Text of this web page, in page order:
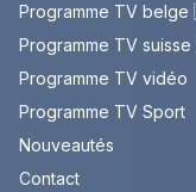
Programme TV
Programme TV
Programme TV vidéo
Programme TV Sport
Nouveautés
Contact